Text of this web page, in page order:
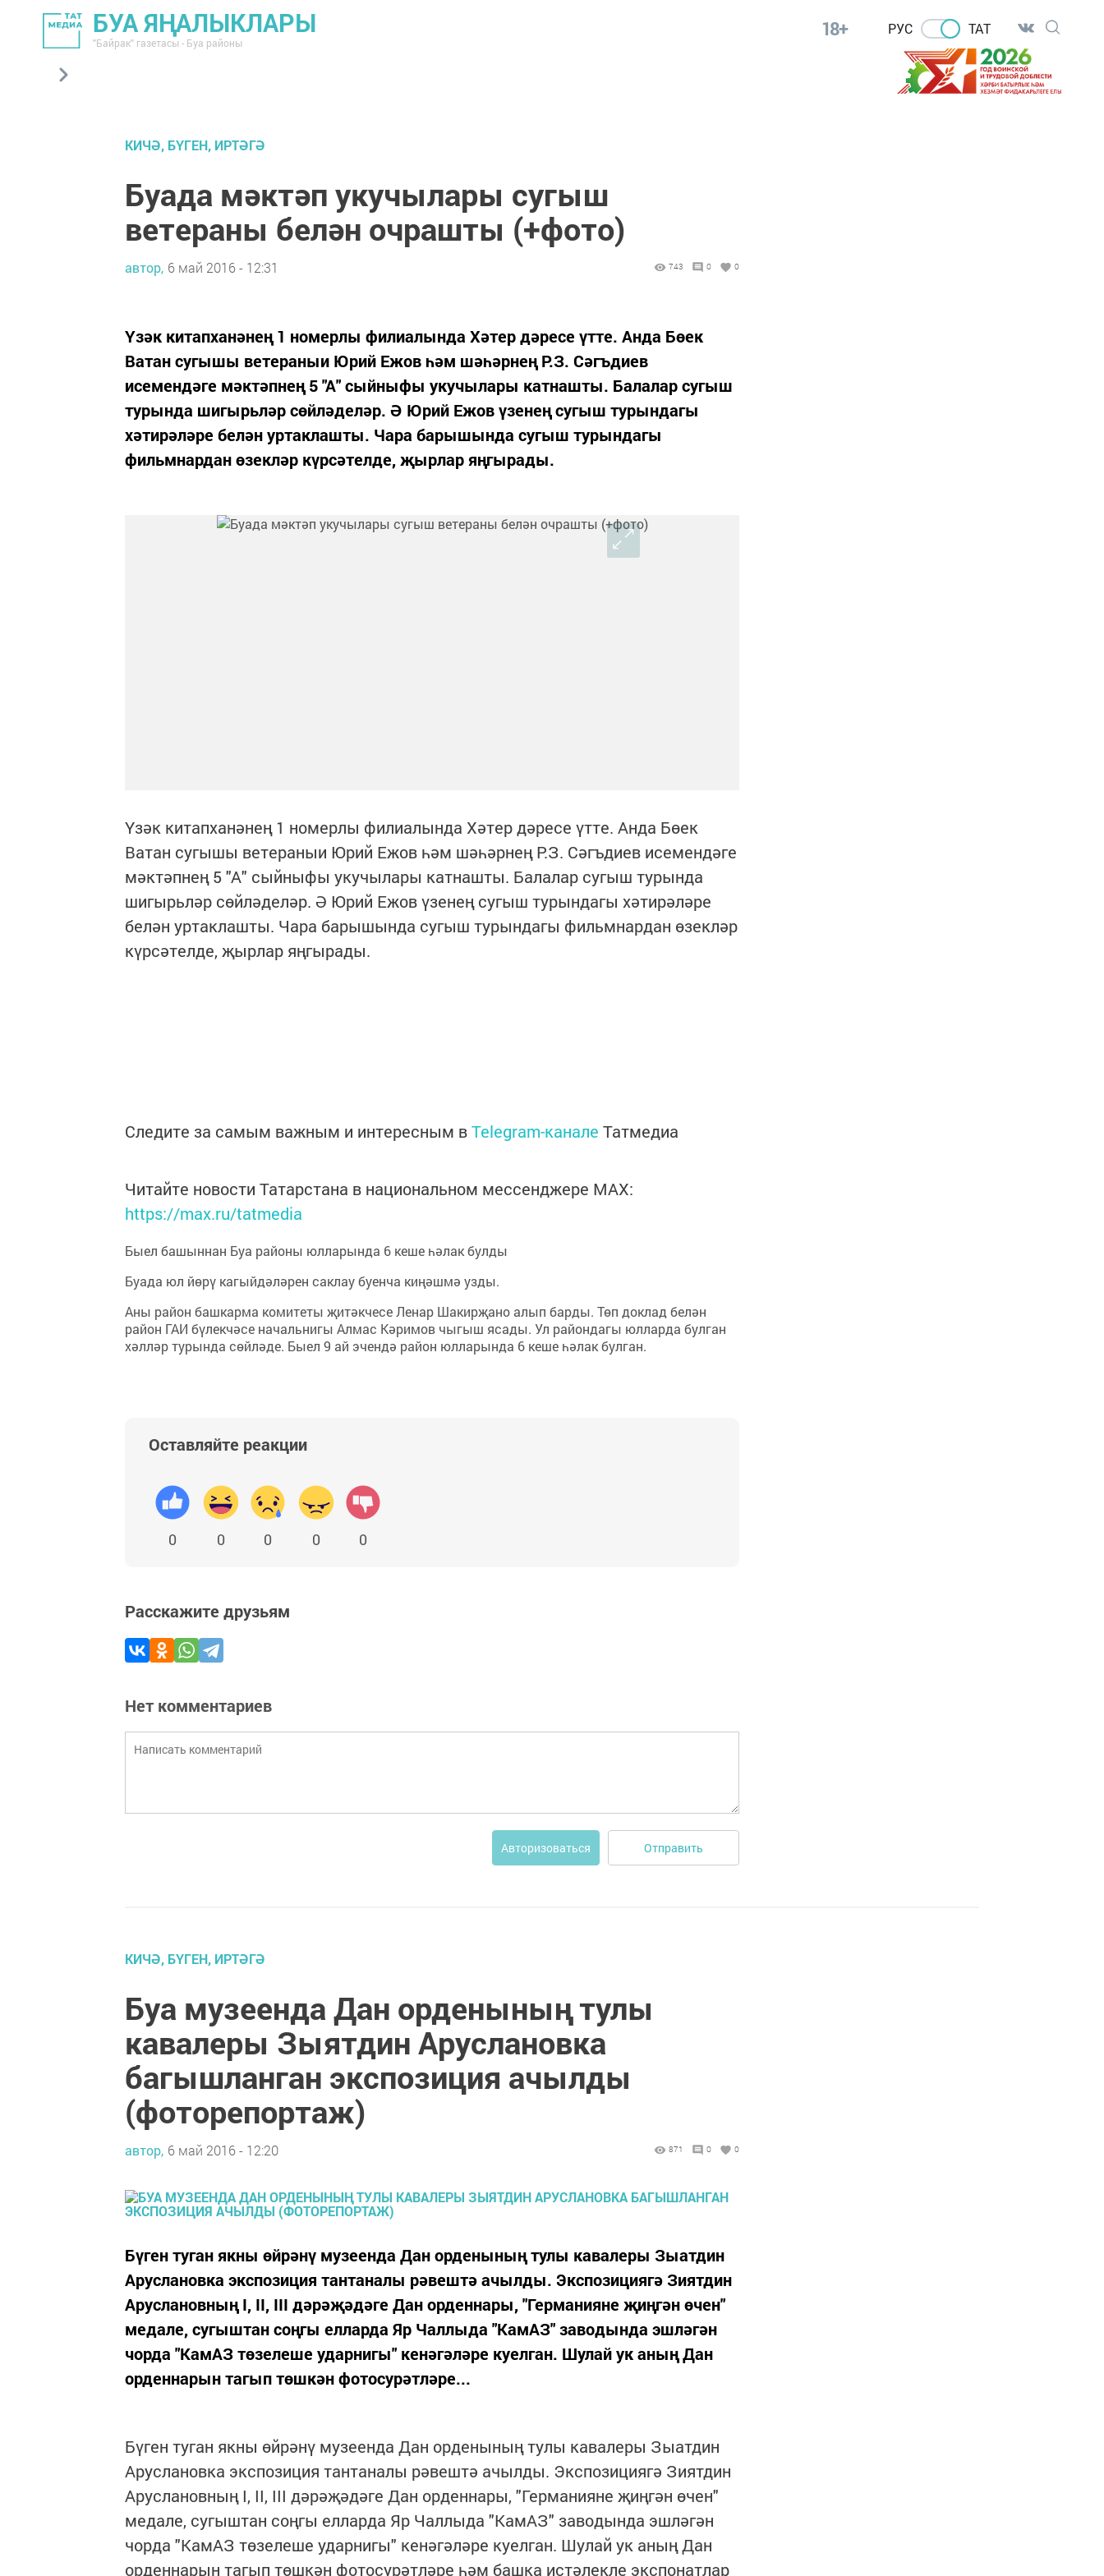
БУА ЯҢАЛЫКЛАРЫ
"Байрак" газетасы - Буа районы
18+ РУС ТАТ
КИЧӘ, БҮГЕН, ИРТӘГӘ
Буада мәктәп укучылары сугыш
ветераны белән очрашты (+фото)
автор, 6 май 2016 - 12:31 743 0 0
Үзәк китапханәнең 1 номерлы филиалында Хәтер дәресе үтте. Анда Бөек
Ватан сугышы ветераныи Юрий Ежов һәм шәһәрнең Р.З. Сәгъдиев
исемендәге мәктәпнең 5 "А" сыйныфы укучылары катнашты. Балалар сугыш
турында шигырьләр сөйләделәр. Ә Юрий Ежов үзенең сугыш турындагы
хәтирәләре белән уртаклашты. Чара барышында сугыш турындагы
фильмнардан өзекләр күрсәтелде, җырлар яңгырады.
Үзәк китапханәнең 1 номерлы филиалында Хәтер дәресе үтте. Анда Бөек
Ватан сугышы ветераныи Юрий Ежов һәм шәһәрнең Р.З. Сәгъдиев исемендәге
мәктәпнең 5 "А" сыйныфы укучылары катнашты. Балалар сугыш турында
шигырьләр сөйләделәр. Ә Юрий Ежов үзенең сугыш турындагы хәтирәләре
белән уртаклашты. Чара барышында сугыш турындагы фильмнардан өзекләр
күрсәтелде, җырлар яңгырады.
Следите за самым важным и интересным вTelegram-канале Татмедиа
Читайте новости Татарстана в национальном мессенджере MАХ:
https://max.ru/tatmedia
Быел башыннан Буа районы юлларында 6 кеше һәлак булды
Буада юл йөрү кагыйдәләрен саклау буенча киңәшмә узды.
Аны район башкарма комитеты җитәкчесе Ленар Шакирҗано алып барды. Төп доклад белән
район ГАИ бүлекчәсе начальнигы Алмас Кәримов чыгыш ясады. Ул райондагы юлларда булган
хәлләр турында сөйләде. Быел 9 ай эчендә район юлларында 6 кеше һәлак булган.
Оставляйте реакции
0 0 0 0 0
Расскажите друзьям
Нет комментариев
Авторизоваться Отправить
КИЧӘ, БҮГЕН, ИРТӘГӘ
Буа музеенда Дан орденының тулы
кавалеры Зыятдин Аруслановка
багышланган экспозиция ачылды
(фоторепортаж)
автор, 6 май 2016 - 12:20 871 0 0
Бүген туган якны өйрәнү музеенда Дан орденының тулы кавалеры Зыатдин
Аруслановка экспозиция тантаналы рәвештә ачылды. Экспозициягә Зиятдин
Аруслановның I, II, III дәрәҗәдәге Дан орденнары, "Германияне җиңгән өчен"
медале, сугыштан соңгы елларда Яр Чаллыда "КамАЗ" заводында эшләгән
чорда "КамАЗ төзелеше ударнигы" кенәгәләре куелган. Шулай ук аның Дан
орденнарын тагып төшкән фотосурәтләре...
Бүген туган якны өйрәнү музеенда Дан орденының тулы кавалеры Зыатдин
Аруслановка экспозиция тантаналы рәвештә ачылды. Экспозициягә Зиятдин
Аруслановның I, II, III дәрәҗәдәге Дан орденнары, "Германияне җиңгән өчен"
медале, сугыштан соңгы елларда Яр Чаллыда "КамАЗ" заводында эшләгән
чорда "КамАЗ төзелеше ударнигы" кенәгәләре куелган. Шулай ук аның Дан
орденнарын тагып төшкән фотосурәтләре һәм башка истәлекле экспонатлар